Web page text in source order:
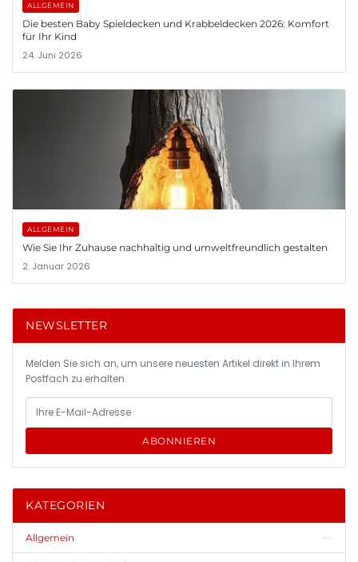
ALLGEMEIN
Die besten Baby Spieldecken und Krabbeldecken 2026: Komfort
für Ihr Kind
24. Juni 2026
ALLGEMEIN
Wie Sie Ihr Zuhause nachhaltig und umweltfreundlich gestalten
2. Januar 2026
NEWSLETTER
Melden Sie sich an, um unsere neuesten Artikel direkt in Ihrem
Postfach zu erhalten.
ABONNIEREN
KATEGORIEN
Allgemein